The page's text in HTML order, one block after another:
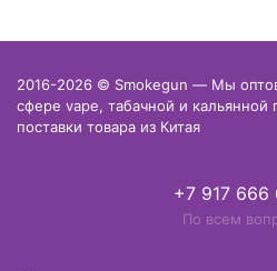
2016-2026 © Smokegun — Мы
сфере vape, табачной и
поставки товара из Китая
+7 917 666
По всем